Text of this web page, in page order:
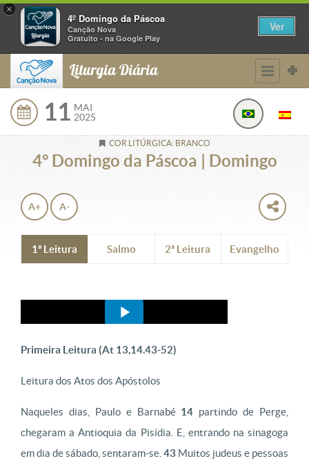
×
4º Domingo da Páscoa
Canção Nova
Gratuito - na Google Play
Ver
Liturgia Diária
11 MAI
2025
COR LITÚRGICA: BRANCO
4º Domingo da Páscoa | Domingo
A+ A-
1ª Leitura Salmo 2ª Leitura Evangelho
Primeira Leitura (At 13,14.43-52)
Leitura dos Atos dos Apóstolos
Naqueles dias, Paulo e Barnabé 14 partindo de Perge,
chegaram a Antioquia da Pisídia. E, entrando na sinagoga
em dia de sábado, sentaram-se. 43 Muitos judeus e pessoas